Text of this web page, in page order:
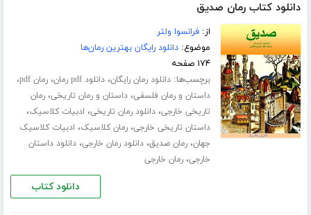
دانلود کتاب رمان صدیق
از:فرانسوا ولتر
موضوع:دانلود رایگان بهترین رمان‌ها
۱۷۴ صفحه
برچسب‌ها:دانلود رمان رایگان،دانلود pdf رمان ،رمان pdf ،
داستان و رمان فلسفی،داستان و رمان تاریخی،رمان
تاریخی خارجی،دانلود رمان تاریخی، ادبیات کلاسیک،
داستان تاریخی خارجی،رمان کلاسیک، ادبیات کلاسیک
جهان،رمان صدیق،دانلود رمان خارجی،دانلود داستان
خارجی،رمان خارجی
دانلود کتاب